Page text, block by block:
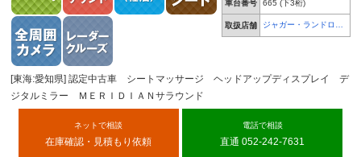
車台番号 665 (下3桁)
取扱店舗
ジャガー・ランドロー
[東海:愛知県] 認定中古車 シートマッサージ ヘッドアップディスプレイ デ
ジタルミラー ＭＥＲＩＤＩＡＮサラウンド
ネットで相談
在庫確認・見積もり依頼
電話で相談
直通 052-242-7631